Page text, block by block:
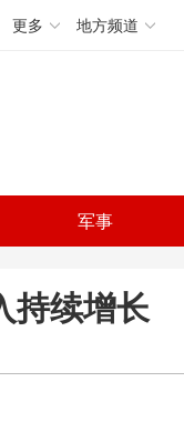
更多 地方频道
军事
持续增长